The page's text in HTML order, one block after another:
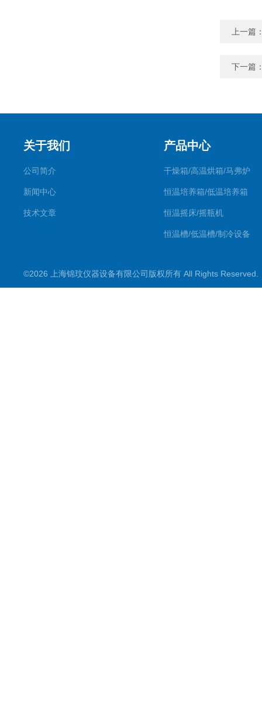
上一篇
下一篇
关于我们
公司简介
新闻中心
技术文章
产品中心
干燥箱/高温烘箱/马弗炉
恒温培养箱/低温培养箱
恒温摇床/摇瓶机
恒温槽/低温槽/制冷设备
超声波仪器
©2026 上海锦玟仪器设备有限公司版权所有 All Rights